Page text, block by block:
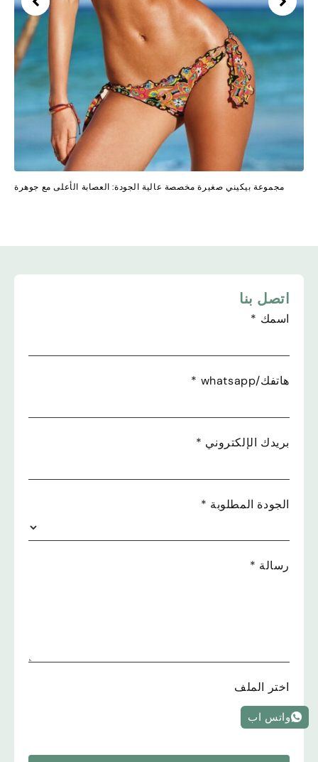
مجموعة بيكيني صغيرة مخصصة عالية الجودة: العصابة الأعلى مع جوهرة
اتصل بنا
اسمك *
هاتفك/whatsapp *
بريدك الإلكتروني *
الجودة المطلوبة *
رسالة *
اختر الملف
واتس اب